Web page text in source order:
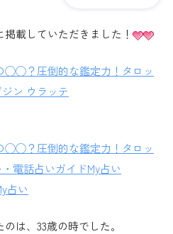
載していただきました！
◯◯？圧倒的な鑑定力！タロッ
ン ウラッテ
◯◯？圧倒的な鑑定力！タロッ
電話占いガイドMy占い
占い
は、33歳の時でした。